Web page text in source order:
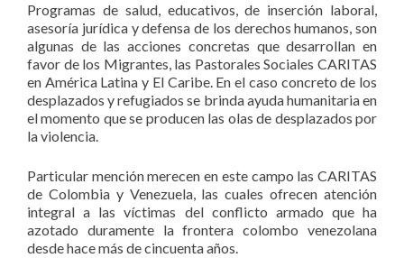
Programas de salud, educativos, de inserción laboral,
asesoría jurídica y defensa de los derechos humanos, son
algunas de las acciones concretas que desarrollan en
favor de los Migrantes, las Pastorales Sociales CARITAS
en América Latina y El Caribe. En el caso concreto de los
desplazados y refugiados se brinda ayuda humanitaria en
el momento que se producen las olas de desplazados por
la violencia.
Particular mención merecen en este campo las CARITAS
de Colombia y Venezuela, las cuales ofrecen atención
integral a las víctimas del conflicto armado que ha
azotado duramente la frontera colombo venezolana
desde hace más de cincuenta años.